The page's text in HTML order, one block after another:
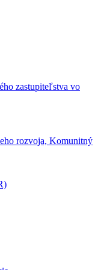
zastupiteľstva vo
rozvoja, Komunitný